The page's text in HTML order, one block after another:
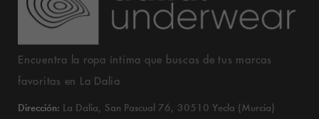
Encuentra la ropa íntima que buscas de tus marcas
favoritas en La Dalia
Dirección: La Dalia, San Pascual 76, 30510 Yecla (Murcia)